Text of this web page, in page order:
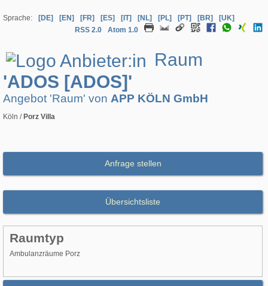
Sprache: [DE] [EN] [FR] [ES] [IT] [NL] [PL] [PT] [BR]
[UK]
RSS 2.0
Atom 1.0
Raum
'ADOS [ADOS]'
Angebot 'Raum' von APP KÖLN GmbH
Köln / Porz Villa
Anfrage stellen
Übersichtsliste
Raumtyp
Ambulanzräume Porz